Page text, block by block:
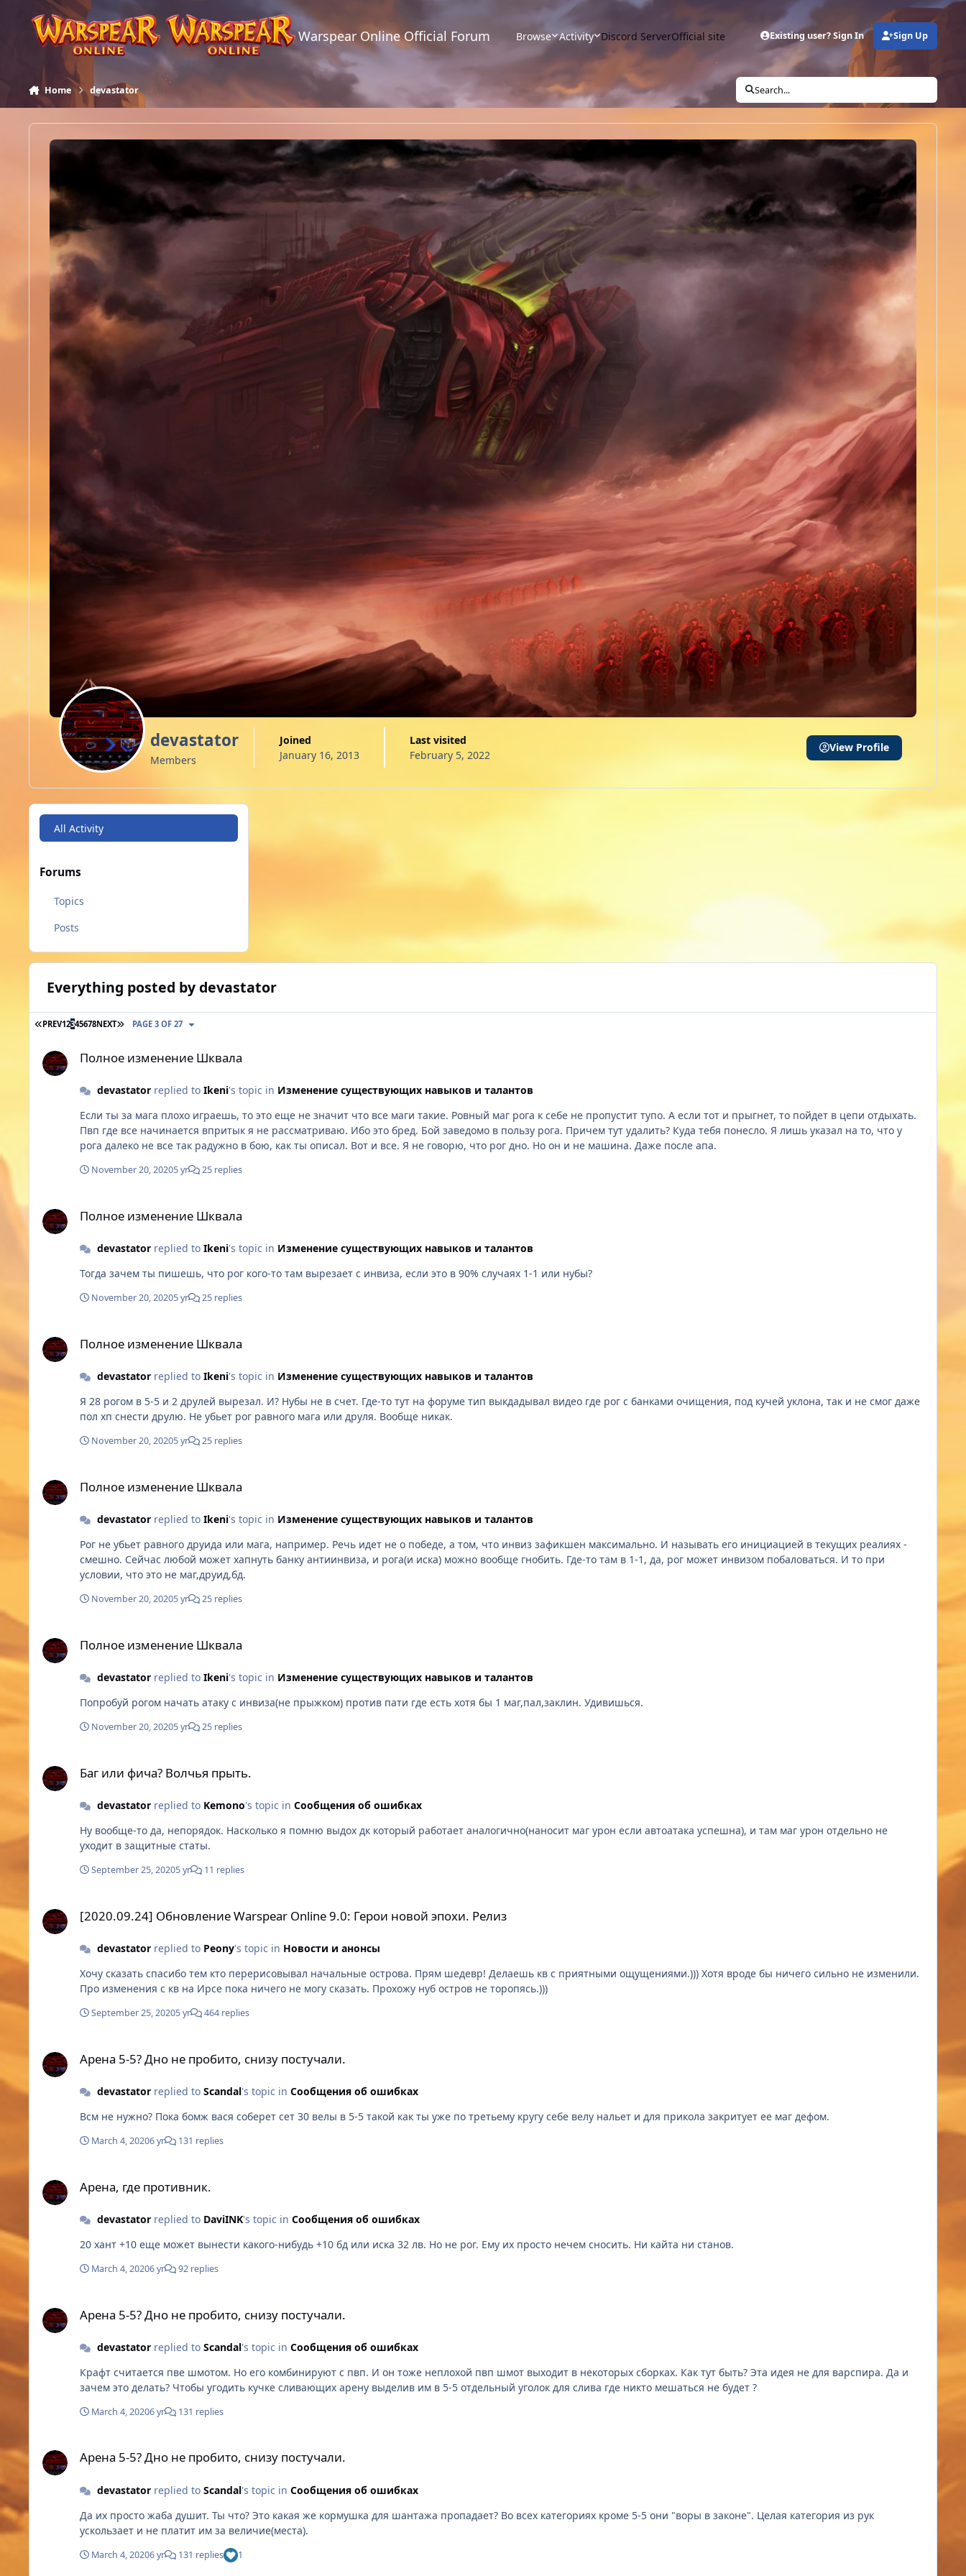
Skip to content
Warspear Online Official Forum Browse Activity Discord ServerOfficial site Existing user? Sign In Sign Up
Home devastator Search...
devastator
Members
Joined
January 16, 2013
Last visited
February 5, 2022
View Profile
All Activity
Forums
Topics
Posts
Everything posted by devastator
FIRST PAGE
PREV12345678NEXT LAST PAGE
PAGE 3 OF 27
Полное изменение Шквала
devastatorreplied to Ikeni's topic in Изменение существующих навыков и талантов
Если ты за мага плохо играешь, то это еще не значит что все маги такие. Ровный маг рога к себе не пропустит тупо. А если тот и прыгнет, то пойдет в цепи отдыхать.
Пвп где все начинается впритык я не рассматриваю. Ибо это бред. Бой заведомо в пользу рога. Причем тут удалить? Куда тебя понесло. Я лишь указал на то, что у
рога далеко не все так радужно в бою, как ты описал. Вот и все. Я не говорю, что рог дно. Но он и не машина. Даже после апа.
November 20, 20205 yr 25 replies
Полное изменение Шквала
devastatorreplied to Ikeni's topic in Изменение существующих навыков и талантов
Тогда зачем ты пишешь, что рог кого-то там вырезает с инвиза, если это в 90% случаях 1-1 или нубы?
November 20, 20205 yr 25 replies
Полное изменение Шквала
devastatorreplied to Ikeni's topic in Изменение существующих навыков и талантов
Я 28 рогом в 5-5 и 2 друлей вырезал. И? Нубы не в счет. Где-то тут на форуме тип выкдадывал видео где рог с банками очищения, под кучей уклона, так и не смог даже
пол хп снести друлю. Не убьет рог равного мага или друля. Вообще никак.
November 20, 20205 yr 25 replies
Полное изменение Шквала
devastatorreplied to Ikeni's topic in Изменение существующих навыков и талантов
Рог не убьет равного друида или мага, например. Речь идет не о победе, а том, что инвиз зафикшен максимально. И называть его инициацией в текущих реалиях -
смешно. Сейчас любой может хапнуть банку антиинвиза, и рога(и иска) можно вообще гнобить. Где-то там в 1-1, да, рог может инвизом побаловаться. И то при
условии, что это не маг,друид,бд.
November 20, 20205 yr 25 replies
Полное изменение Шквала
devastatorreplied to Ikeni's topic in Изменение существующих навыков и талантов
Попробуй рогом начать атаку с инвиза(не прыжком) против пати где есть хотя бы 1 маг,пал,заклин. Удивишься.
November 20, 20205 yr 25 replies
Баг или фича? Волчья прыть.
devastatorreplied to Kemono's topic in Сообщения об ошибках
Ну вообще-то да, непорядок. Насколько я помню выдох дк который работает аналогично(наносит маг урон если автоатака успешна), и там маг урон отдельно не
уходит в защитные статы.
September 25, 20205 yr 11 replies
[2020.09.24] Обновление Warspear Online 9.0: Герои новой эпохи. Релиз
devastatorreplied to Peony's topic in Новости и анонсы
Хочу сказать спасибо тем кто перерисовывал начальные острова. Прям шедевр! Делаешь кв с приятными ощущениями.))) Хотя вроде бы ничего сильно не изменили.
Про изменения с кв на Ирсе пока ничего не могу сказать. Прохожу нуб остров не торопясь.)))
September 25, 20205 yr 464 replies
Арена 5-5? Дно не пробито, снизу постучали.
devastatorreplied to Scandal's topic in Сообщения об ошибках
Всм не нужно? Пока бомж вася соберет сет 30 велы в 5-5 такой как ты уже по третьему кругу себе велу нальет и для прикола закритует ее маг дефом.
March 4, 20206 yr 131 replies
Арена, где противник.
devastatorreplied to DaviINK's topic in Сообщения об ошибках
20 хант +10 еще может вынести какого-нибудь +10 бд или иска 32 лв. Но не рог. Ему их просто нечем сносить. Ни кайта ни станов.
March 4, 20206 yr 92 replies
Арена 5-5? Дно не пробито, снизу постучали.
devastatorreplied to Scandal's topic in Сообщения об ошибках
Крафт считается пве шмотом. Но его комбинируют с пвп. И он тоже неплохой пвп шмот выходит в некоторых сборках. Как тут быть? Эта идея не для варспира. Да и
зачем это делать? Чтобы угодить кучке сливающих арену выделив им в 5-5 отдельный уголок для слива где никто мешаться не будет ?
March 4, 20206 yr 131 replies
Арена 5-5? Дно не пробито, снизу постучали.
devastatorreplied to Scandal's topic in Сообщения об ошибках
Да их просто жаба душит. Ты что? Это какая же кормушка для шантажа пропадает? Во всех категориях кроме 5-5 они "воры в законе". Целая категория из рук
ускользает и не платит им за величие(места).
March 4, 20206 yr 131 replies 1